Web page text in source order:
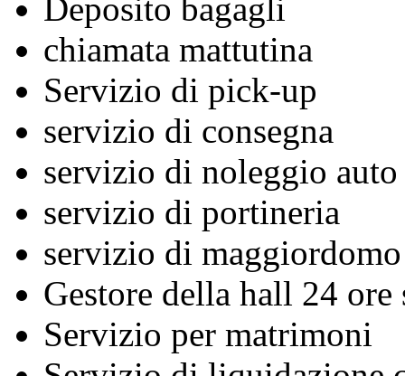
Deposito bagagli
chiamata mattutina
Servizio di pick-up
servizio di consegna
servizio di noleggio auto
servizio di portineria
servizio di maggiordomo
Gestore della hall 24 ore
Servizio per matrimoni